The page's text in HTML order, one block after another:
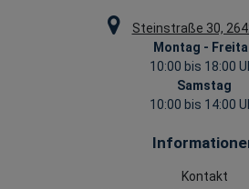
Steinstraße 30,
Montag -
10:00 bis 18:00
Samstag
10:00 bis 14:00
Kontakt